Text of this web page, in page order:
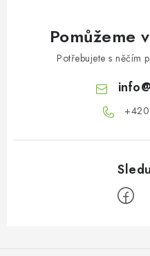
Pomůžeme
Potřebujete s něčím
info